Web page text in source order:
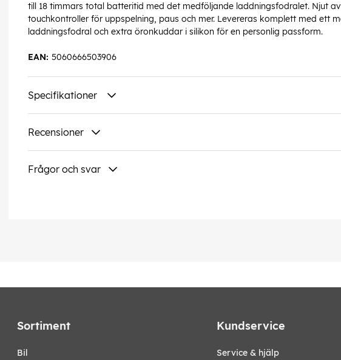
till 18 timmars total batteritid med det medföljande laddningsfodralet. Njut
touchkontroller för uppspelning, paus och mer. Levereras komplett med ett
laddningsfodral och extra öronkuddar i silikon för en personlig passform.
5060666503906
EAN:
Specifikationer
Recensioner
Frågor och svar
Sortiment
bil
Kundservice
Service & hjälp